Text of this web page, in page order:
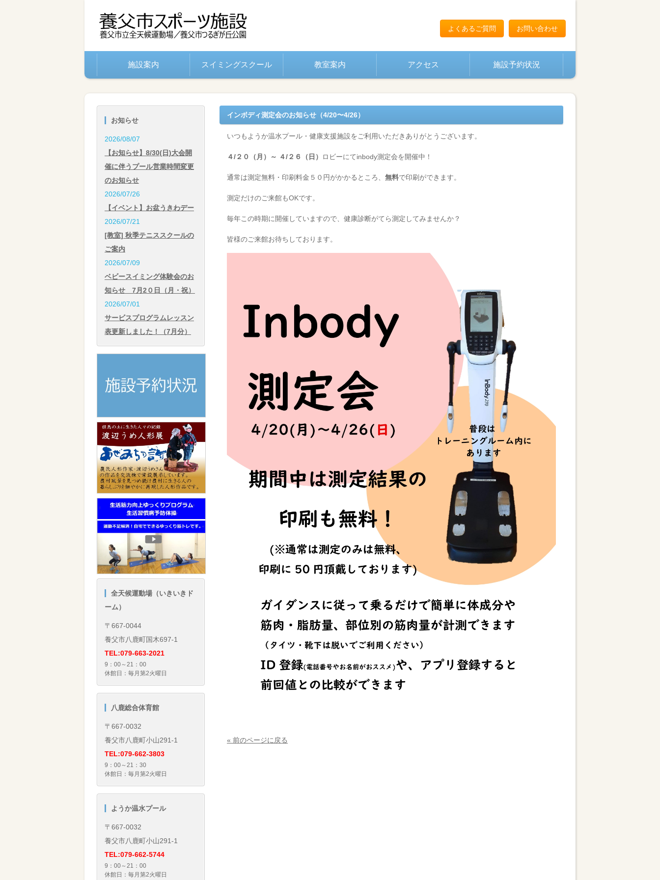
よくあるご質問 お問い合わせ
施設案内 スイミングスクール 教室案内 アクセス 施設予約状況
インボディ測定会のお知らせ（4/20〜4/26）
いつもようか温水プール・健康支援施設をご利用いただきありがとうございます。
４/２０（月）～ ４/２６（日） ロビーにてinbody測定会を開催中！
通常は測定無料・印刷料金５０円がかかるところ、 無料で印刷ができます。
測定だけのご来館もOKです。
毎年この時期に開催していますので、健康診断がてら測定してみませんか？
皆様のご来館お待ちしております。
« 前のページに戻る
お知らせ
2026/08/07
【お知らせ】8/30(日)大会開
催に伴うプール営業時間変更
のお知らせ
2026/07/26
【イベント】お盆うきわデー
2026/07/21
[教室] 秋季テニススクールの
ご案内
2026/07/09
ベビースイミング体験会のお
知らせ 7月2０日（月・祝）
2026/07/01
サービスプログラムレッスン
表更新しました！（7月分）
全天候運動場（いきいきド
ーム）
〒667-0044
養父市八鹿町国木697-1
TEL:079-663-2021
9：00～21：00
休館日：毎月第2火曜日
八鹿総合体育館
〒667-0032
養父市八鹿町小山291-1
TEL:079-662-3803
9：00～21：30
休館日：毎月第2火曜日
ようか温水プール
〒667-0032
養父市八鹿町小山291-1
TEL:079-662-5744
9：00～21：00
休館日：毎月第2火曜日